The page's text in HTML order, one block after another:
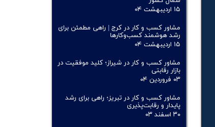
۱۵ اردیبهشت ۰۴
مشاور کسب و کار در کرج | راهی مطمئن برای
رشد هوشمند کسب‌وکارها
۱۵ اردیبهشت ۰۴
مشاور کسب و کار در شیراز؛ کلید موفقیت در
بازار رقابتی
۰۳ فروردین ۰۴
مشاور کسب و کار در تبریز؛ راهی برای رشد
پایدار و رقابت‌پذیری
۳۰ اسفند ۰۳